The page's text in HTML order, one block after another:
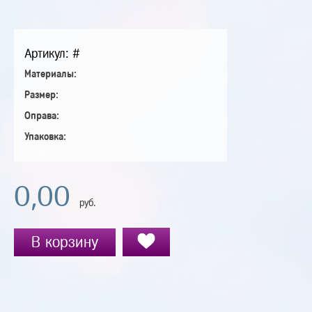
Артикул: #
Материалы:
Размер:
Оправа:
Упаковка:
0,00 руб.
В корзину